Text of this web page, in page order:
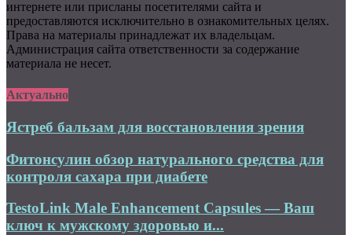
интернете или присланы посетителями сайта и
предоставляются исключительно в ознакомительных целях.
Права на материалы принадлежат их владельцам.
Администрация сайта ответственности за содержание
материала не несет.
Актуально
Ястреб бальзам для восстановления зрения
Фитонсулин обзор натурального средства для
контроля сахара при диабете
TestoLink Male Enhancement Capsules — Ваш
ключ к мужскому здоровью и...